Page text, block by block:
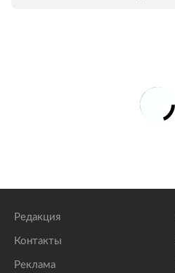
Редакция
Контакты
Реклама